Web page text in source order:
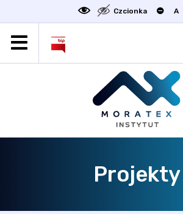
Czcionka A
Projekty